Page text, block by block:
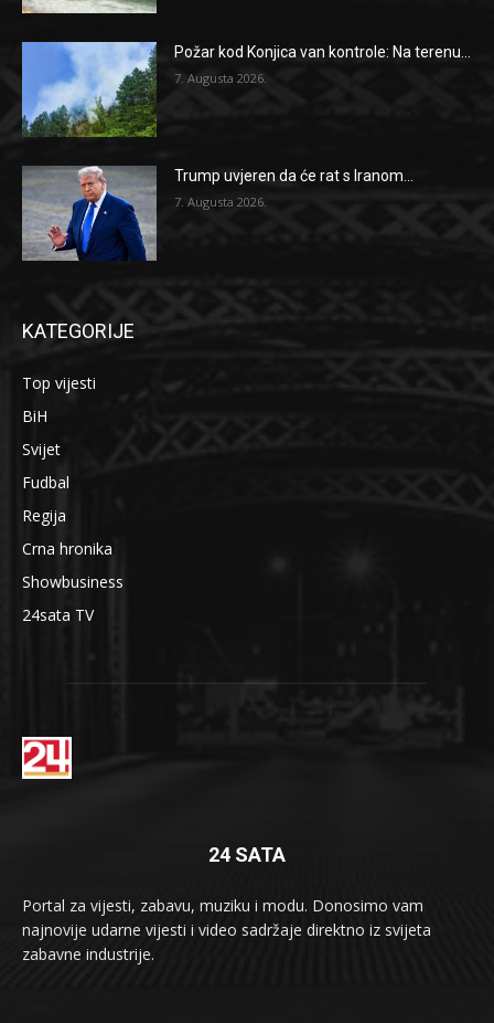
Požar kod Konjica van kontrole: Na terenu...
7. Augusta 2026.
Trump uvjeren da će rat s Iranom...
7. Augusta 2026.
KATEGORIJE
Top vijesti
BiH
Svijet
Fudbal
Regija
Crna hronika
Showbusiness
24sata TV
24 SATA
Portal za vijesti, zabavu, muziku i modu. Donosimo vam
najnovije udarne vijesti i video sadržaje direktno iz svijeta
zabavne industrije.